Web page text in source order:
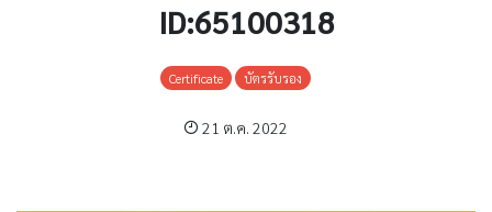
ID:65100318
Certificate บัตรรับรอง
21 ต.ค. 2022